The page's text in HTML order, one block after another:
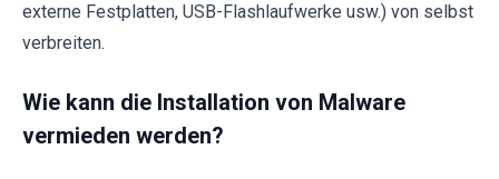
externe Festplatten, USB-Flashlaufwerke usw.) von selbst
verbreiten.
Wie kann die Installation von Malware
vermieden werden?